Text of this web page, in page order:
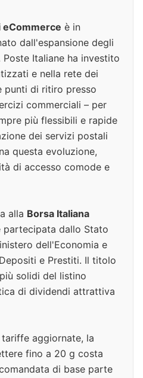
eCommerce è in
dall'espansione degli
Italiane ha investito
e nella rete dei
punti di ritiro presso
commerciali – per
più flessibili e rapide
dei servizi postali
questa evoluzione,
di accesso comode e
alla Borsa Italiana
partecipata dallo Stato
dell'Economia e
e Prestiti. Il titolo
solidi del listino
di dividendi attrattiva
aggiornate, la
fino a 20 g costa
di base parte